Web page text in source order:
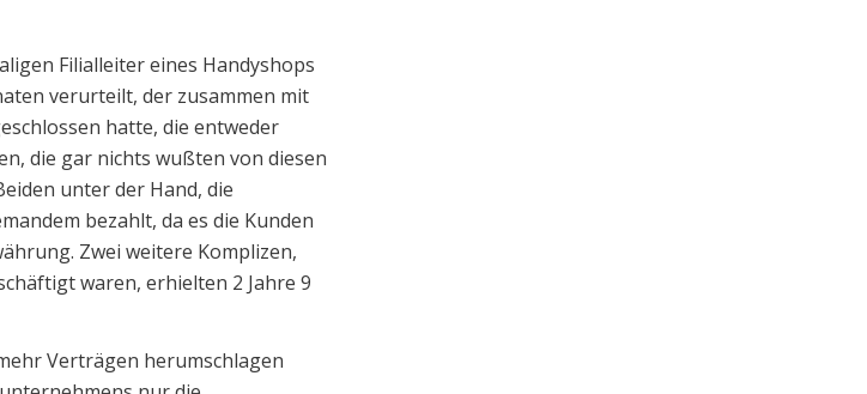
Filialleiter eines Handyshops
verurteilt, der zusammen mit
hatte, die entweder
die gar nichts wußten von diesen
unter der Hand, die
bezahlt, da es die Kunden
Zwei weitere Komplizen,
waren, erhielten 2 Jahre 9
Verträgen herumschlagen